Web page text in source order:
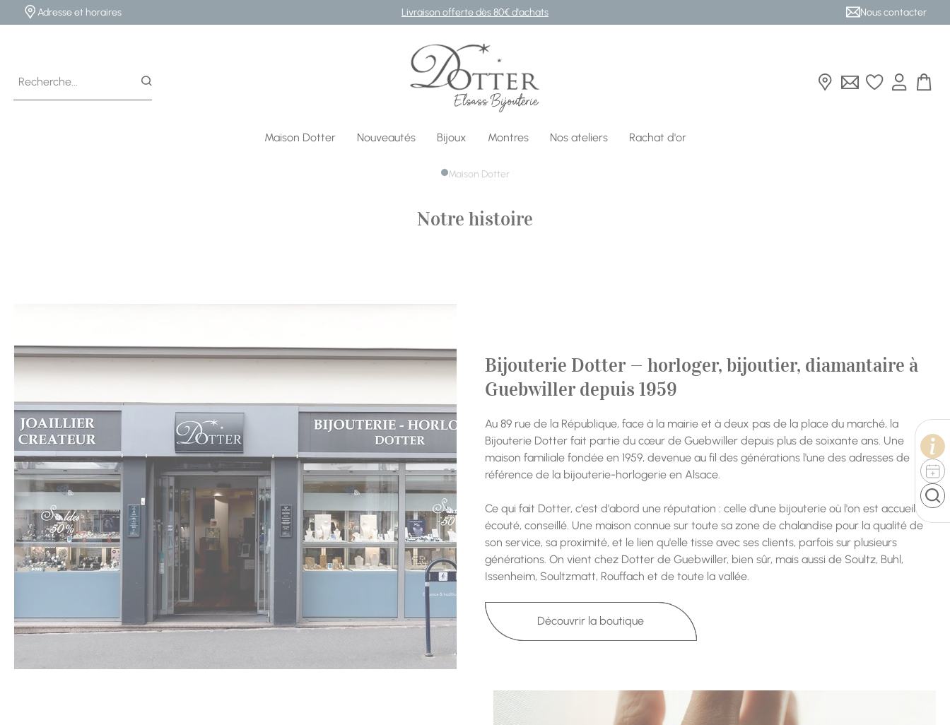
Adresse et horaires Livraison offerte dès 80€ d'achats Nous contacter
Bijouterie DOTTER
Maison Dotter Nouveautés Bijoux Montres Nos ateliers Rachat d'or
Maison Dotter
Notre histoire
Bijouterie Dotter — horloger, bijoutier, diamantaire à
Guebwiller depuis 1959
Au 89 rue de la République, face à la mairie et à deux pas de la place du marché, la
Bijouterie Dotter fait partie du cœur de Guebwiller depuis plus de soixante ans. Une
maison familiale fondée en 1959, devenue au fil des générations l'une des adresses de
référence de la bijouterie-horlogerie en Alsace.
Ce qui fait Dotter, c'est d'abord une réputation : celle d'une bijouterie où l'on est accueilli,
écouté, conseillé. Une maison connue sur toute sa zone de chalandise pour la qualité de
son service, sa proximité, et le lien qu'elle tisse avec ses clients, parfois sur plusieurs
générations. On vient chez Dotter de Guebwiller, bien sûr, mais aussi de Soultz, Buhl,
Issenheim, Soultzmatt, Rouffach et de toute la vallée.
Découvrir la boutique